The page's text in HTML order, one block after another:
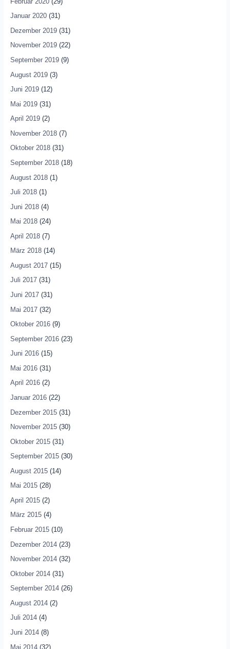
Januar 2020(31)
Dezember 2019(31)
November 2019(22)
September 2019(9)
August 2019(3)
Juni 2019(12)
Mai 2019(31)
April 2019(2)
November 2018(7)
Oktober 2018(31)
September 2018(18)
August 2018(1)
Juli 2018(1)
Juni 2018(4)
Mai 2018(24)
April 2018(7)
März 2018(14)
August 2017(15)
Juli 2017(31)
Juni 2017(31)
Mai 2017(32)
Oktober 2016(9)
September 2016(23)
Juni 2016(15)
Mai 2016(31)
April 2016(2)
Januar 2016(22)
Dezember 2015(31)
November 2015(30)
Oktober 2015(31)
September 2015(30)
August 2015(14)
Mai 2015(28)
April 2015(2)
März 2015(4)
Februar 2015(10)
Dezember 2014(23)
November 2014(32)
Oktober 2014(31)
September 2014(26)
August 2014(2)
Juli 2014(4)
Juni 2014(8)
Mai 2014(32)